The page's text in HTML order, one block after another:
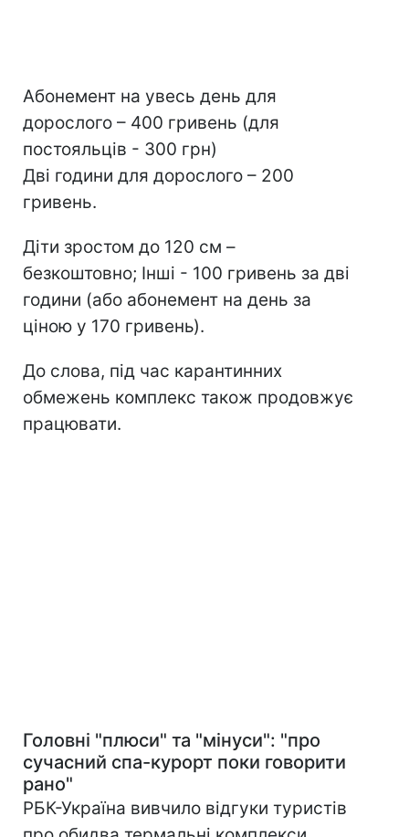
Абонемент на увесь день для
дорослого – 400 гривень (для
постояльців - 300 грн)
Дві години для дорослого – 200
гривень.
Діти зростом до 120 см –
безкоштовно; Інші - 100 гривень за дві
години (або абонемент на день за
ціною у 170 гривень).
До слова, під час карантинних
обмежень комплекс також продовжує
працювати.
Головні "плюси" та "мінуси": "про
сучасний спа-курорт поки говорити
рано"
РБК-Україна вивчило відгуки туристів